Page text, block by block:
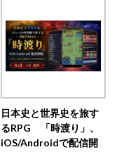
日本史と世界史を旅す
るRPG 「時渡り」、
iOS/Androidで配信開